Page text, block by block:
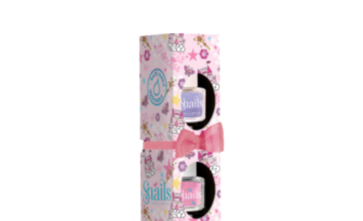
Dodaj u korpu